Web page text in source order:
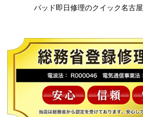
パッド即日修理のクイック名古屋